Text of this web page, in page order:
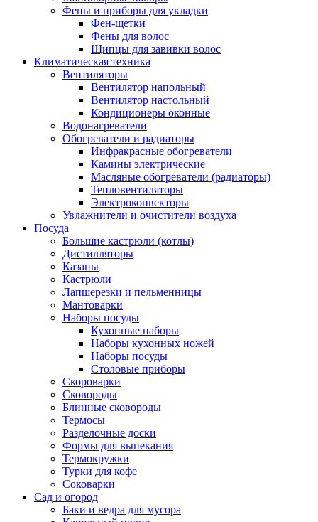
Фены и приборы для укладки
Фен-щетки
Фены для волос
Щипцы для завивки волос
Климатическая техника
Вентиляторы
Вентилятор напольный
Вентилятор настольный
Кондиционеры оконные
Водонагреватели
Обогреватели и радиаторы
Инфракрасные обогреватели
Камины электрические
Масляные обогреватели (радиаторы)
Тепловентиляторы
Электроконвекторы
Увлажнители и очистители воздуха
Посуда
Большие кастрюли (котлы)
Дистилляторы
Казаны
Кастрюли
Лапшерезки и пельменницы
Мантоварки
Наборы посуды
Кухонные наборы
Наборы кухонных ножей
Наборы посуды
Столовые приборы
Скороварки
Сковороды
Блинные сковороды
Термосы
Разделочные доски
Формы для выпекания
Термокружки
Турки для кофе
Соковарки
Сад и огород
Баки и ведра для мусора